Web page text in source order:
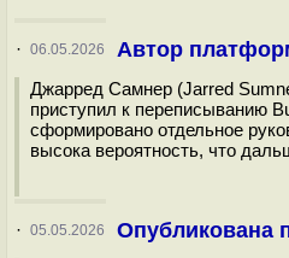
· 06.05.2026 Автор
Джарред Самнер (Jarred
приступил к переписыванию
сформировано отдельное
высока вероятность, что
· 05.05.2026 Опубликована